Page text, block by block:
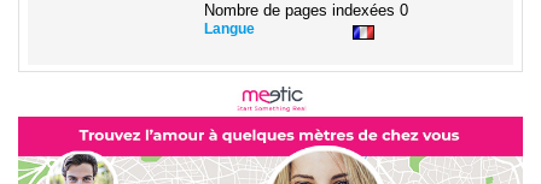
Nombre de pages indexées 0
Langue